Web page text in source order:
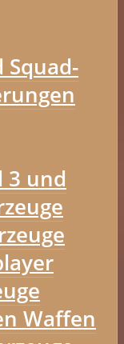
Squad-
3 und
Waffen